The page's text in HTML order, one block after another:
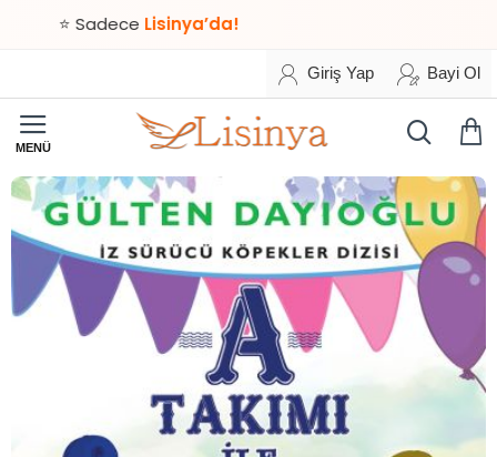
⭐ SadeceLisinya’da!
Giriş Yap Bayi Ol